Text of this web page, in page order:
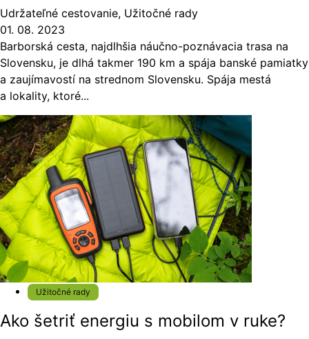
Udržateľné cestovanie, Užitočné rady
01. 08. 2023
Barborská cesta, najdlhšia náučno-poznávacia trasa na
Slovensku, je dlhá takmer 190 km a spája banské pamiatky
a zaujímavostí na strednom Slovensku. Spája mestá
a lokality, ktoré...
Užitočné rady
Ako šetriť energiu s mobilom v ruke?